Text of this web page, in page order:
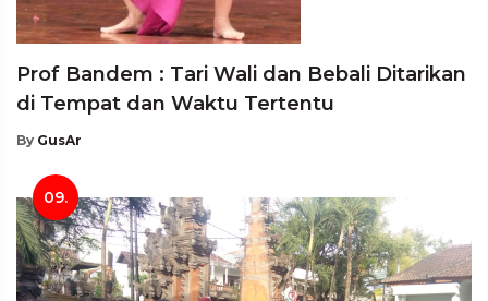
Prof Bandem : Tari Wali dan Bebali Ditarikan
di Tempat dan Waktu Tertentu
By GusAr
09.